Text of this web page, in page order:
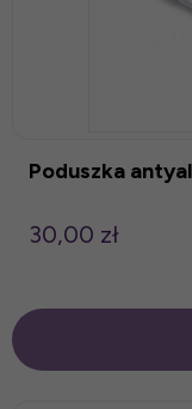
Poduszka
30,00 zł